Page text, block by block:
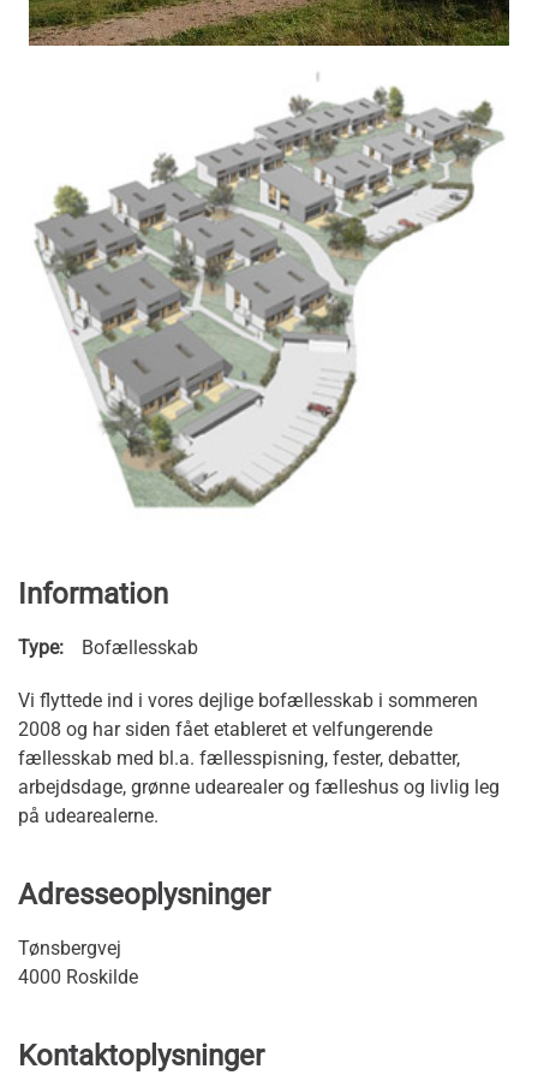
Information
Type: Bofællesskab
Vi flyttede ind i vores dejlige bofællesskab i sommeren
2008 og har siden fået etableret et velfungerende
fællesskab med bl.a. fællesspisning, fester, debatter,
arbejdsdage, grønne udearealer og fælleshus og livlig leg
på udearealerne.
Adresseoplysninger
Tønsbergvej
4000 Roskilde
Kontaktoplysninger